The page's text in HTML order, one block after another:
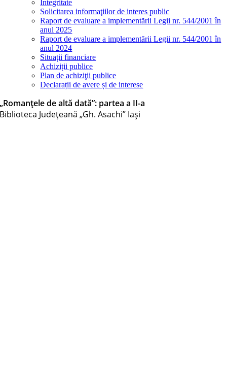
Integritate
Solicitarea informaţiilor de interes public
Raport de evaluare a implementării Legii nr. 544/2001 în
anul 2025
Raport de evaluare a implementării Legii nr. 544/2001 în
anul 2024
Situații financiare
Achiziții publice
Plan de achiziţii publice
Declarații de avere și de interese
„Romanțele de altă dată”: partea a II-a
Biblioteca Judeţeană „Gh. Asachi” Iaşi